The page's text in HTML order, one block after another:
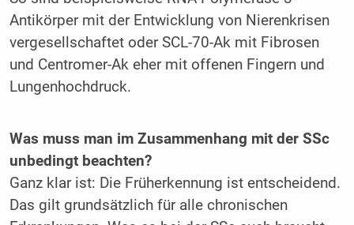
Antikörper mit der Entwicklung von Nierenkrisen
vergesellschaftet oder SCL-70-Ak mit Fibrosen
und Centromer-Ak eher mit offenen Fingern und
Lungenhochdruck.
Was muss man im Zusammenhang mit der SSc
unbedingt beachten?
Ganz klar ist: Die Früherkennung ist entscheidend.
Das gilt grundsätzlich für alle chronischen